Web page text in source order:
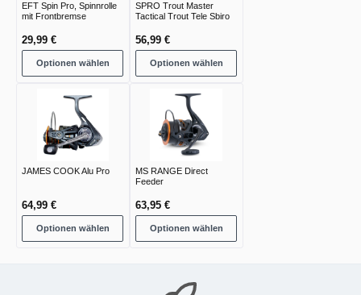
EFT Spin Pro, Spinnrolle
mit Frontbremse
29,99 €
Optionen wählen
SPRO Trout Master
Tactical Trout Tele Sbiro
56,99 €
Optionen wählen
JAMES COOK Alu Pro
64,99 €
Optionen wählen
MS RANGE Direct
Feeder
63,95 €
Optionen wählen